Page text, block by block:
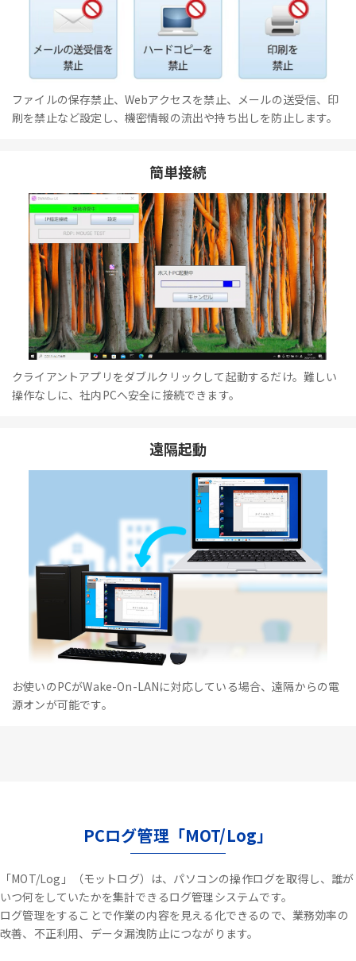
ファイルの保存禁止、Webアクセスを禁止、メールの送受信、印
刷を禁止など設定し、機密情報の流出や持ち出しを防止します。
簡単接続
クライアントアプリをダブルクリックして起動するだけ。難しい
操作なしに、社内PCへ安全に接続できます。
遠隔起動
お使いのPCがWake-On-LANに対応している場合、遠隔からの電
源オンが可能です。
PCログ管理「MOT/Log」
「MOT/Log」（モットログ）は、パソコンの操作ログを取得し、誰が
いつ何をしていたかを集計できるログ管理システムです。
ログ管理をすることで作業の内容を見える化できるので、業務効率の
改善、不正利用、データ漏洩防止につながります。